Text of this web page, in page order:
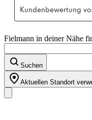
Fielmann in deiner Nähe
Suchen
Aktuellen Standort